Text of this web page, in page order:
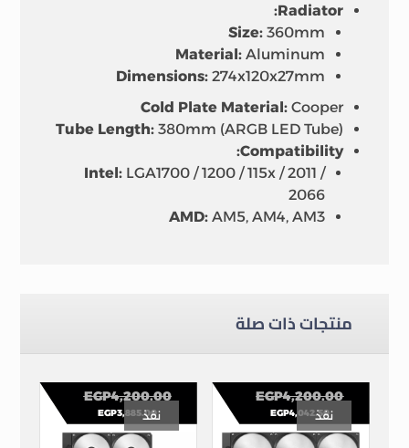
Radiator:
Size: 360mm
Material:Aluminum
Dimensions:274x120x27mm
Cold Plate Material: Cooper
Tube Length:380mm (ARGB LED Tube)
Compatibility:
Intel: LGA1700 / 1200 / 115x / 2011 /
2066
AMD: AM5, AM4, AM3
منتجات ذات صلة
EGP4,200.00
EGP4,042.50
نفذ
EGP4,200.00
EGP3,885.00
نفذ